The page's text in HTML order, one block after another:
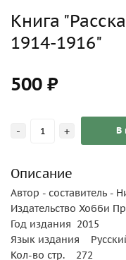
Книга
1914-1916"
500 ₽
- + В
Описание
Автор - составитель -
Издательство Хобби
Год издания 2015
Язык издания
Кол-во стр. 272